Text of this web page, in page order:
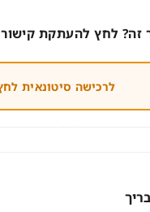
זה? לחץ להעתקת
לרכישה סיטונאית